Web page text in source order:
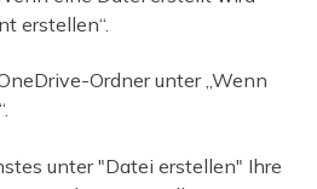
erstellen“.
Ordner unter „Wenn
unter "Datei erstellen" Ihre